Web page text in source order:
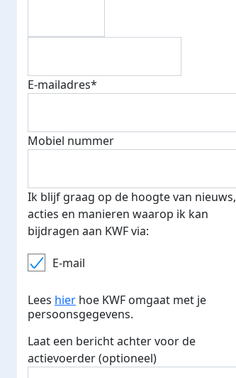
E-mailadres*
Mobiel nummer
Ik blijf graag op de hoogte van nieuws,
acties en manieren waarop ik kan
bijdragen aan KWF via:
E-mail
Lees hier hoe KWF omgaat met je
persoonsgegevens.
Laat een bericht achter voor de
actievoerder (optioneel)